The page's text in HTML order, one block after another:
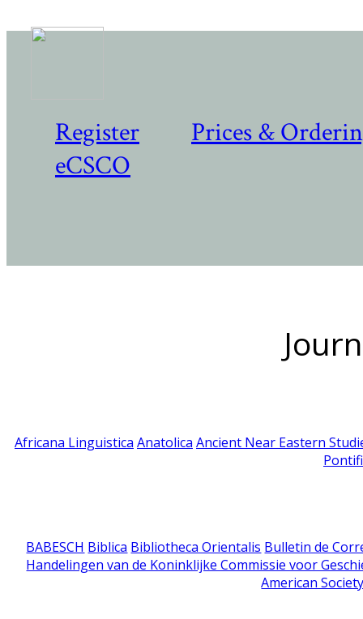
Register
Prices &
eCSCO
Africana Linguistica Anatolica Ancient Near Eastern
BABESCH Biblica Bibliotheca Orientalis Bulletin de
Handelingen van de Koninklijke Commissie voor
American